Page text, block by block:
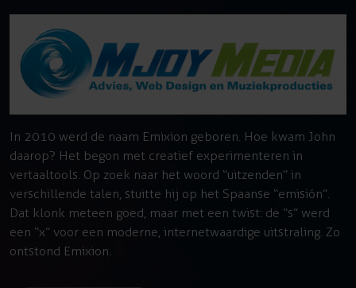
In 2010 werd de naam Emixion geboren. Hoe kwam John
daarop? Het begon met creatief experimenteren in
vertaaltools. Op zoek naar het woord “uitzenden” in
verschillende talen, stuitte hij op het Spaanse “emisión”.
Dat klonk meteen goed, maar met een twist: de “s” werd
een “x” voor een moderne, internetwaardige uitstraling. Zo
ontstond Emixion.